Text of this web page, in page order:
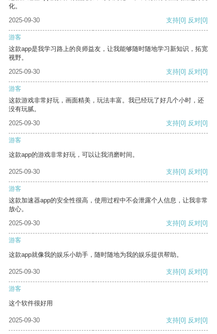
化。
2025-09-30
支持[0] 反对[0]
游客
这款app是我学习路上的良师益友，让我能够随时随地学习新知识，拓宽
视野。
2025-09-30
支持[0] 反对[0]
游客
这款游戏非常好玩，画面精美，玩法丰富。我已经玩了好几个小时，还
没有玩腻。
2025-09-30
支持[0] 反对[0]
游客
这款app的游戏非常好玩，可以让我消磨时间。
2025-09-30 支持[0] 反对[0]
游客
这款加速器app的安全性很高，使用过程中不会泄露个人信息，让我非常
放心。
2025-09-30
支持[0] 反对[0]
游客
这款app就像我的娱乐小助手，随时随地为我的娱乐提供帮助。
2025-09-30 支持[0] 反对[0]
游客
这个软件很好用
2025-09-30 支持[0] 反对[0]